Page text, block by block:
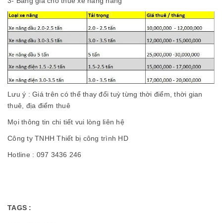
Lưu ý : Giá trên có thể thay đổi tuỳ từng thời điểm, thời gian
thuê, địa điểm thuê
Mọi thông tin chi tiết vui lòng liên hệ
Công ty TNHH Thiết bị công trình HD
Hotline : 097 3436 246
TAGS :